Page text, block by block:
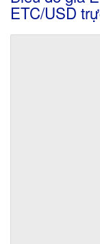
ETC/USD